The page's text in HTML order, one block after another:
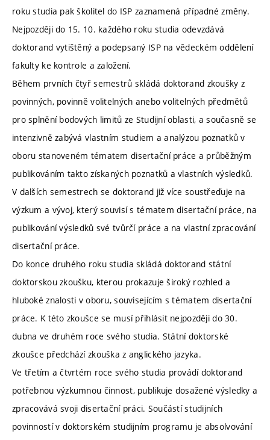
roku studia pak školitel do ISP zaznamená případné změny.
Nejpozději do 15. 10. každého roku studia odevzdává
doktorand vytištěný a podepsaný ISP na vědeckém oddělení
fakulty ke kontrole a založení.
Během prvních čtyř semestrů skládá doktorand zkoušky z
povinných, povinně volitelných anebo volitelných předmětů
pro splnění bodových limitů ze Studijní oblasti, a současně se
intenzivně zabývá vlastním studiem a analýzou poznatků v
oboru stanoveném tématem disertační práce a průběžným
publikováním takto získaných poznatků a vlastních výsledků.
V dalších semestrech se doktorand již více soustřeďuje na
výzkum a vývoj, který souvisí s tématem disertační práce, na
publikování výsledků své tvůrčí práce a na vlastní zpracování
disertační práce.
Do konce druhého roku studia skládá doktorand státní
doktorskou zkoušku, kterou prokazuje široký rozhled a
hluboké znalosti v oboru, souvisejícím s tématem disertační
práce. K této zkoušce se musí přihlásit nejpozději do 30.
dubna ve druhém roce svého studia. Státní doktorské
zkoušce předchází zkouška z anglického jazyka.
Ve třetím a čtvrtém roce svého studia provádí doktorand
potřebnou výzkumnou činnost, publikuje dosažené výsledky a
zpracovává svoji disertační práci. Součástí studijních
povinností v doktorském studijním programu je absolvování